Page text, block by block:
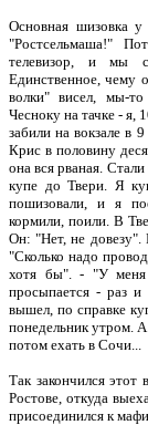
Основная шизовка
"Ростсельмаша!"
телевизор, и мы
Единственное, чему
волки" висел, мы-
Чесноку на тачке -
забили на вокзале в
Крис в половину
она вся рваная.
купе до Твери. Я
пошизовали, и я
кормили, поили. В
Он: "Нет, не довезу".
"Сколько надо
хотя бы". - "У меня
просыпается - раз
вышел, по справке
понедельник утром. А
потом ехать в Сочи...
Так закончился этот
Ростове, откуда
присоединился к